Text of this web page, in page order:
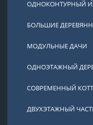
ОДНОКОНТУРНЫЙ
БОЛЬШИЕ
МОДУЛЬНЫЕ ДАЧИ
ОДНОЭТАЖНЫЙ
СОВРЕМЕННЫЙ
ДВУХЭТАЖНЫЙ